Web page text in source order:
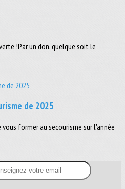
!Par un don, quelque soit le
de 2025
former au secourisme sur l'année